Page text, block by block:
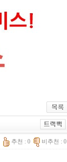
추천 : 0 비추천 : 0